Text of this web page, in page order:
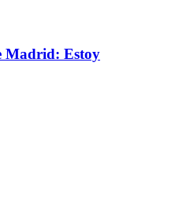
Madrid: Estoy